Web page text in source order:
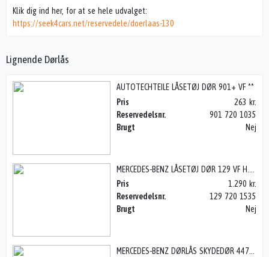
Lignende Dørlås
AUTOTECHTEILE LÅSETØJ DØR 901+ VF **
Pris
263 kr.
Reservedelsnr.
901 720 1035
Brugt
Nej
Pris
1.290 kr.
Reservedelsnr.
129 720 1535
Brugt
Nej
MERCEDES-BENZ DØRLÅS SKYDEDØR 447 H BAG, VITO 14>
Klik dig ind her, for at se hele udvalget:
https://seek4cars.net/reservedele/doerlaas-130